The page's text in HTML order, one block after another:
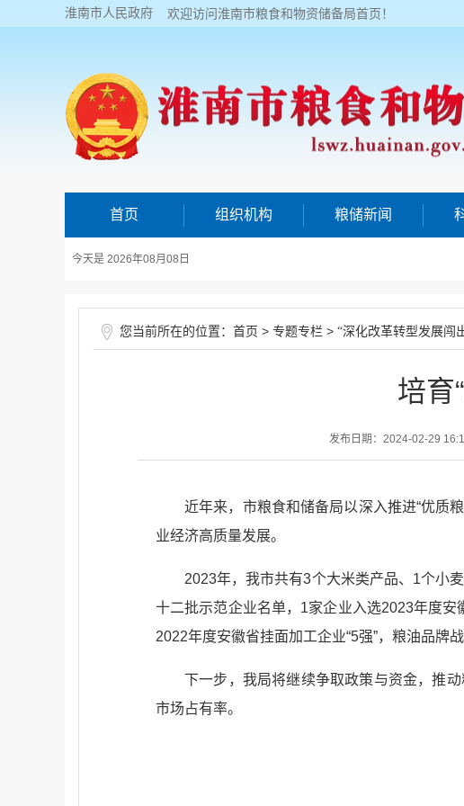
淮南市人民政府 欢迎访问淮南市粮食和物资储备局首页！
首页 组织机构 粮储新闻
今天是 2026年08月08日
您当前所在的位置： 首页 > 专题专栏 > “深化改革转型发展闯
培育
发布日期：2024-02-29
近年来，市粮食和储备局以深入推进“优质
业经济高质量发展。
2023年，我市共有3个大米类产品、1个小
十二批示范企业名单，1家企业入选2023年度
2022年度安徽省挂面加工企业“5强”，粮油品牌
下一步，我局将继续争取政策与资金，推
市场占有率。